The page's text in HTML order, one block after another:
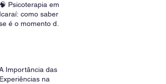
🧠 Psicoterapia em
Icaraí: como saber
é o momento de
Importância das
Experiências na